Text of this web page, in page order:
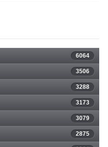
6064
3506
3288
3173
3079
2875